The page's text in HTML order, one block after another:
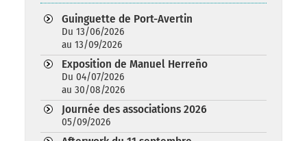
Guinguette de Port-Avertin
Du 13/06/2026
au 13/09/2026
Exposition de Manuel Herreño
Du 04/07/2026
au 30/08/2026
Journée des associations 2026
05/09/2026